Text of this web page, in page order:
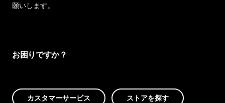
願いします。
お困りですか？
カスタマーサービス ストアを探す